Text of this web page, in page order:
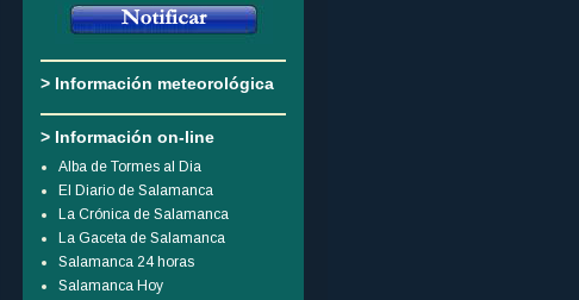
> Información meteorológica
> Información on-line
Alba de Tormes al Dia
El Diario de Salamanca
La Crónica de Salamanca
La Gaceta de Salamanca
Salamanca 24 horas
Salamanca Hoy